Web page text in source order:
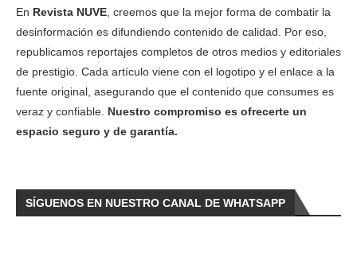
En Revista NUVE , creemos que la mejor forma de combatir la
desinformación es difundiendo contenido de calidad. Por eso,
republicamos reportajes completos de otros medios y editoriales
de prestigio. Cada artículo viene con el logotipo y el enlace a la
fuente original, asegurando que el contenido que consumes es
veraz y confiable. Nuestro compromiso es ofrecerte un
espacio seguro y de garantía.
SÍGUENOS EN NUESTRO CANAL DE WHATSAPP